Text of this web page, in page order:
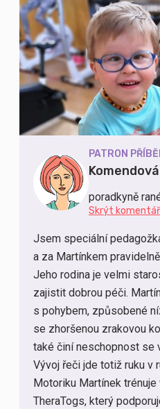
PATRON
poradkyně
Skrýt
Jsem speciální
a za Martínkem
Jeho rodina je velmi
zajistit dobrou péči.
s pohybem, způsobené
se zhoršenou zrakovou
také činí neschopnost se
Vývoj řeči jde totiž ruku v
Motoriku Martínek
TheraTogs, který